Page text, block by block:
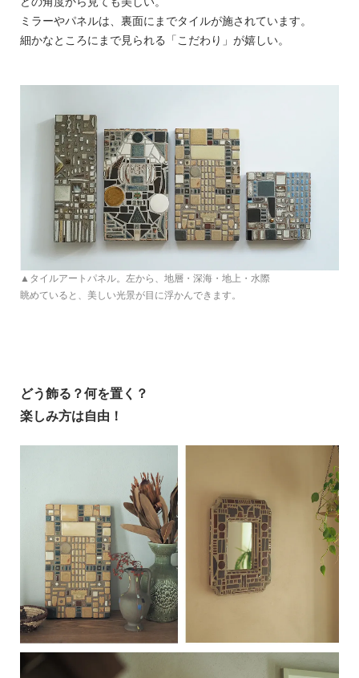
ミラーやパネルは、裏面にまでタイルが施されています。
細かなところにまで見られる「こだわり」が嬉しい。
▲タイルアートパネル。左から、地層・深海・地上・水際
眺めていると、美しい光景が目に浮かんできます。
どう飾る？何を置く？
楽しみ方は自由！